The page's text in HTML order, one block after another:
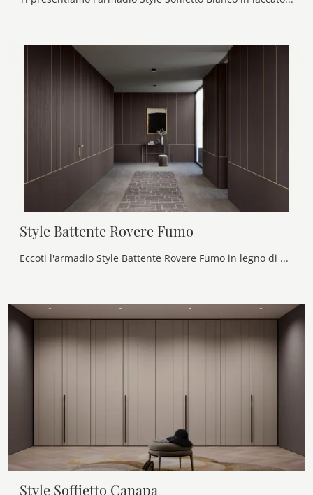
Style Battente Rovere Fumo
Eccoti l'armadio Style Battente Rovere Fumo in legno di Olivieri! Una ricca gamma di armadi a muro con ante battenti.
Style Soffietto Canapa